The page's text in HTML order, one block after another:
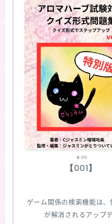
￥99
【001】
ゲーム関係の検索機能は
が解消されるアップ